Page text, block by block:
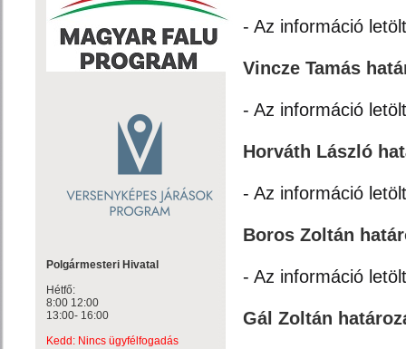
Polgármesteri Hivatal
Hétfő:
8:00 12:00
13:00- 16:00
Kedd: Nincs ügyfélfogadás
- Az információ
Vincze Tamás
- Az információ
Horváth László
- Az információ
Boros Zoltán
- Az információ
Gál Zoltán